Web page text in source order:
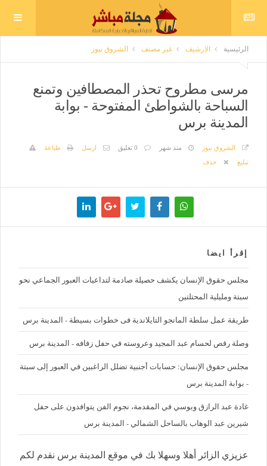
الرئيسية الارشيف غير مصنف الشروق نيوز
مرسى مطروح تحذر المصطافين وتمنع
السباحة بالشواطئ المفتوحة - بوابة
المدينة برس
الشروق نيوز منذ شهر 0 تعليق ارسل
طباعة
تبليغ
حذف
إقرأ ايضا
مجلس حقوق الإنسان يكشف حصيلة صادمة لتداعيات العبور الجماعي نحو
سبتة ومليلية المحتلتين
طريقة عمل سلطة المانجو التايلاندية فى خطوات بسيطة - المدينة برس
وصلة رقص لحسام عبد المجيد وعروسته في حفل زفافه - المدينة برس
مجلس حقوق الإنسان: حسابات أجنبية تضلل الراغبين في العبور إلى سبتة
- بوابة المدينة برس
غادة عبد الرازق وبوسي في المقدمة، نجوم الفن يتوافدون على حفل
شيرين عبد الوهاب بالساحل الشمالي - المدينة برس
عزيزي الزائر أهلا وسهلا بك في موقع المدينة برس نقدم لكم